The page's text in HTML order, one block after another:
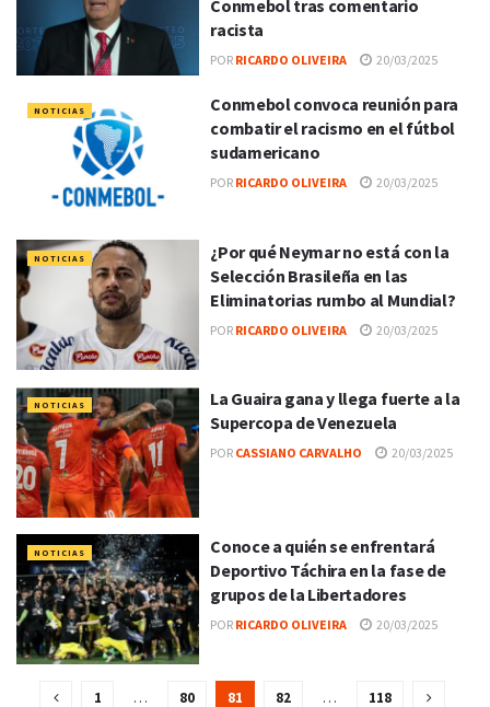
Conmebol tras comentario
racista
POR RICARDO OLIVEIRA 20/03/2025
NOTICIAS
Conmebol convoca reunión para
combatir el racismo en el fútbol
sudamericano
POR RICARDO OLIVEIRA 20/03/2025
NOTICIAS
¿Por qué Neymar no está con la
Selección Brasileña en las
Eliminatorias rumbo al Mundial?
POR RICARDO OLIVEIRA 20/03/2025
NOTICIAS
La Guaira gana y llega fuerte a la
Supercopa de Venezuela
POR CASSIANO CARVALHO 20/03/2025
NOTICIAS
Conoce a quién se enfrentará
Deportivo Táchira en la fase de
grupos de la Libertadores
POR RICARDO OLIVEIRA 20/03/2025
1 … 80 81 82 … 118